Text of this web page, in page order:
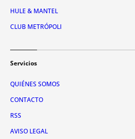
HULE & MANTEL
CLUB METRÓPOLI
Servicios
QUIÉNES SOMOS
CONTACTO
RSS
AVISO LEGAL